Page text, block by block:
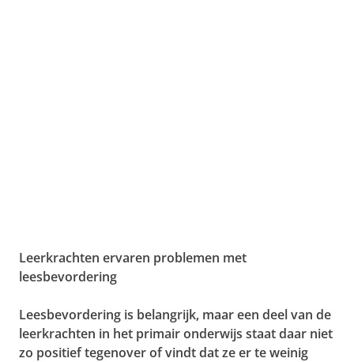
Leerkrachten ervaren problemen met
leesbevordering
Leesbevordering is belangrijk, maar een deel van de
leerkrachten in het primair onderwijs staat daar niet
zo positief tegenover of vindt dat ze er te weinig